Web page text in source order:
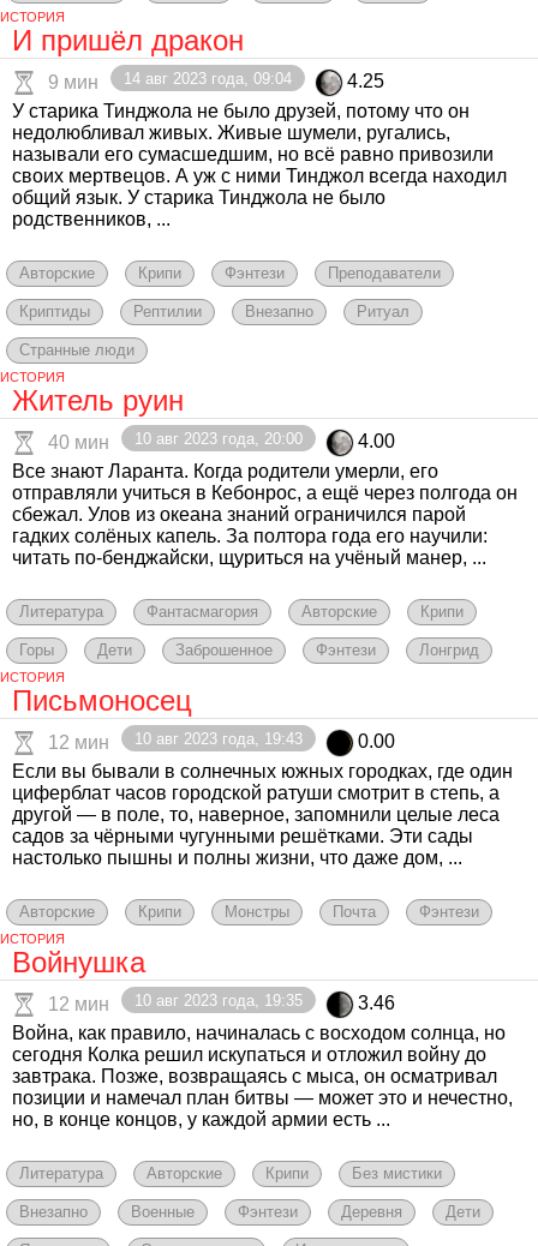
ИСТОРИЯ
И пришёл дракон
9 мин 14 авг 2023 года, 09:04
4.25
У старика Тинджола не было друзей, потому что он
недолюбливал живых. Живые шумели, ругались,
называли его сумасшедшим, но всё равно привозили
своих мертвецов. А уж с ними Тинджол всегда находил
общий язык. У старика Тинджола не было
родственников, ...
Авторские Крипи Фэнтези Преподаватели
Криптиды Рептилии Внезапно Ритуал
Странные люди
ИСТОРИЯ
Житель руин
40 мин 10 авг 2023 года, 20:00
4.00
Все знают Ларанта. Когда родители умерли, его
отправляли учиться в Кебонрос, а ещё через полгода он
сбежал. Улов из океана знаний ограничился парой
гадких солёных капель. За полтора года его научили:
читать по-бенджайски, щуриться на учёный манер, ...
Литература Фантасмагория Авторские Крипи
Горы Дети Заброшенное Фэнтези Лонгрид
ИСТОРИЯ
Письмоносец
12 мин 10 авг 2023 года, 19:43
0.00
Если вы бывали в солнечных южных городках, где один
циферблат часов городской ратуши смотрит в степь, а
другой — в поле, то, наверное, запомнили целые леса
садов за чёрными чугунными решётками. Эти сады
настолько пышны и полны жизни, что даже дом, ...
Авторские Крипи Монстры Почта Фэнтези
ИСТОРИЯ
Войнушка
12 мин 10 авг 2023 года, 19:35
3.46
Война, как правило, начиналась с восходом солнца, но
сегодня Колка решил искупаться и отложил войну до
завтрака. Позже, возвращаясь с мыса, он осматривал
позиции и намечал план битвы — может это и нечестно,
но, в конце концов, у каждой армии есть ...
Литература Авторские Крипи Без мистики
Внезапно Военные Фэнтези Деревня Дети